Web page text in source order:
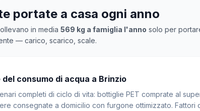
portate a casa ogni anno
in media 569 kg a famiglia l'anno solo per
— carico, scarico, scale.
consumo di acqua a Brinzio
completi di ciclo di vita: bottiglie PET comprate al
consegnate a domicilio con furgone ottimizzato. Fattori